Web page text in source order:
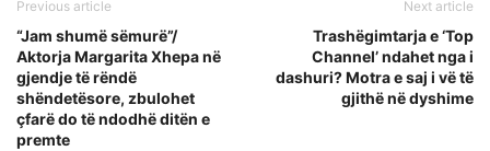
Previous article
“Jam shumë sëmurë”/
Aktorja Margarita Xhepa në
gjendje të rëndë
shëndetësore, zbulohet
çfarë do të ndodhë ditën e
premte
Next article
Trashëgimtarja e ‘Top
Channel’ ndahet nga i
dashuri? Motra e saj i vë të
gjithë në dyshime